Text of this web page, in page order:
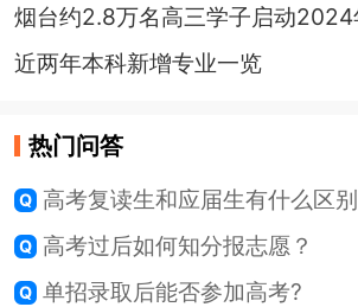
近两年本科新增专业一览
热门问答
高考复读生和应届生有什么区别
高考过后如何知分报志愿？
单招录取后能否参加高考?